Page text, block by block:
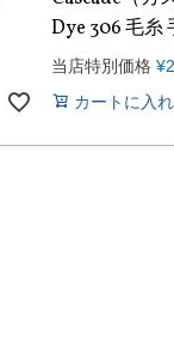
Dye 306 毛糸
当店特別価格 ¥
カートに入